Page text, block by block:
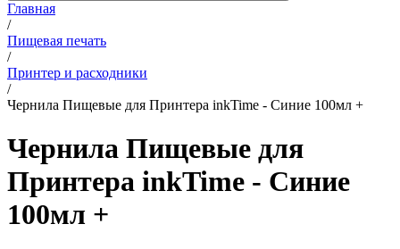
Главная
/
Пищевая печать
/
Принтер и расходники
/
Чернила Пищевые для Принтера inkTime - Синие 100мл +
Чернила Пищевые для
Принтера inkTime - Синие
100мл +